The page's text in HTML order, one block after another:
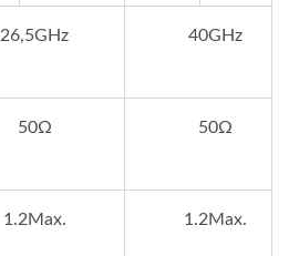
26,5GHz 40GHz
50Ω 50Ω
1.2Max. 1.2Max.